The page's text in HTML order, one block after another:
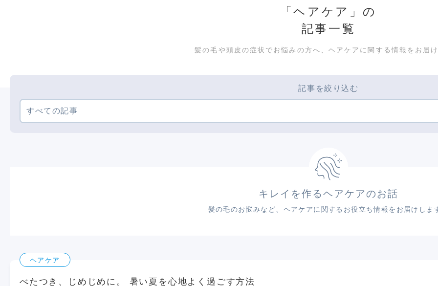
「ヘアケア」の
記事一覧
髪の毛や頭皮の症状でお悩みの方へ、ヘアケアに関する情報をお届
記事を絞り込む
すべての記事
キレイを作るヘアケアのお話
髪の毛のお悩みなど、ヘアケアに関するお役立ち情報をお届けしま
ヘアケア
べたつき、じめじめに。 暑い夏を心地よく過ごす方法